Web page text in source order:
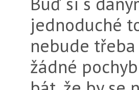
jednoduché
nebude
žádné